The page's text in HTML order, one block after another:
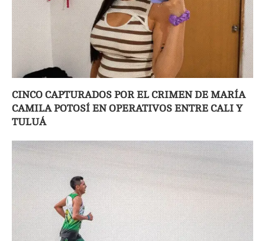
CINCO CAPTURADOS POR EL CRIMEN DE MARÍA
CAMILA POTOSÍ EN OPERATIVOS ENTRE CALI Y
TULUÁ